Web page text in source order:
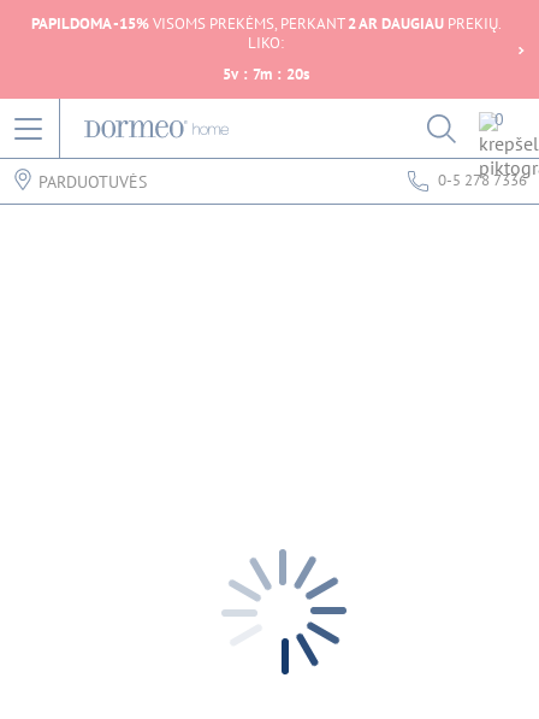
PAPILDOMA -15%VISOMS PREKĖMS, PERKANT2 AR DAUGIAUPREKIŲ.
LIKO:
5v : 7m : 20s
0
PARDUOTUVĖS 0-5 278 7336